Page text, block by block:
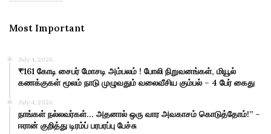
Most Important
July 4, 2026
₹161 கோடி சைபர் மோசடி அம்பலம் ! போலி நிறுவனங்கள், மியூல்
கணக்குகள் மூலம் நாடு முழுவதும் வலைவீசிய கும்பல் – 4 பேர் கைது
July 4, 2026
நாங்கள் நல்லவர்கள்… அதனால் ஒரு வார அவகாசம் கொடுத்தோம்!” –
ஈரான் குறித்து டிரம்ப் பரபரப்பு பேச்சு